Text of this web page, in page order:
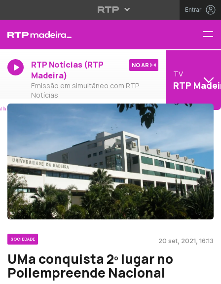
Entrar
RTP Notícias (RTP
Madeira)
Emissão em simultâneo com RTP
Notícias
NO AR
TV
RTP
SOCIEDADE 20 set, 2021, 16:13
UMa conquista 2º lugar no
Poliempreende Nacional